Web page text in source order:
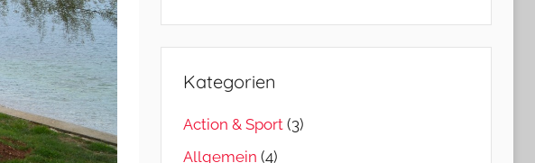
Kategorien
Action & Sport(3)
Allgemein (4)